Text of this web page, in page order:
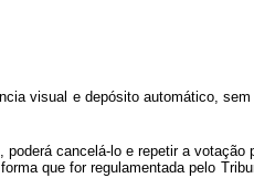
visual e depósito automático,
cancelá-lo e repetir a
que for regulamentada pelo